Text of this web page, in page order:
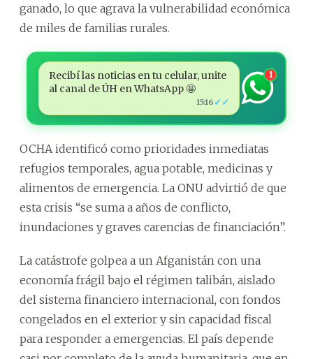
ganado, lo que agrava la vulnerabilidad económica
de miles de familias rurales.
Recibí las noticias en tu celular, unite
al canal de ÚH en WhatsApp 🤩
15:16 ✓✓
1
OCHA identificó como prioridades inmediatas
refugios temporales, agua potable, medicinas y
alimentos de emergencia. La ONU advirtió de que
esta crisis “se suma a años de conflicto,
inundaciones y graves carencias de financiación”.
La catástrofe golpea a un Afganistán con una
economía frágil bajo el régimen talibán, aislado
del sistema financiero internacional, con fondos
congelados en el exterior y sin capacidad fiscal
para responder a emergencias. El país depende